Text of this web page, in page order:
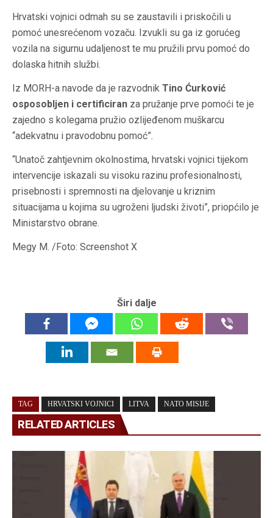
Hrvatski vojnici odmah su se zaustavili i priskočili u
pomoć unesrećenom vozaču. Izvukli su ga iz gorućeg
vozila na sigurnu udaljenost te mu pružili prvu pomoć do
dolaska hitnih službi.
Iz MORH-a navode da je razvodnik Tino Ćurković
osposobljen i certificiran za pružanje prve pomoći te je
zajedno s kolegama pružio ozlijeđenom muškarcu
“adekvatnu i pravodobnu pomoć”.
“Unatoč zahtjevnim okolnostima, hrvatski vojnici tijekom
intervencije iskazali su visoku razinu profesionalnosti,
prisebnosti i spremnosti na djelovanje u kriznim
situacijama u kojima su ugroženi ljudski životi”, priopćilo je
Ministarstvo obrane.
Megy M. /Foto: Screenshot X
Širi dalje
TAG HRVATSKI VOJNICI LITVA NATO MISIJE
RELATED ARTICLES